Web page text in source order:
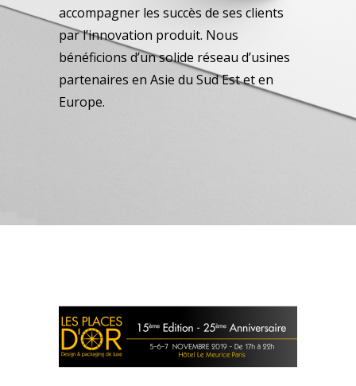
accompagner les succès de ses clients
par l’innovation produit. Nous
bénéficions d’un solide réseau d’usines
partenaires en Asie du Sud Est et en
Europe.